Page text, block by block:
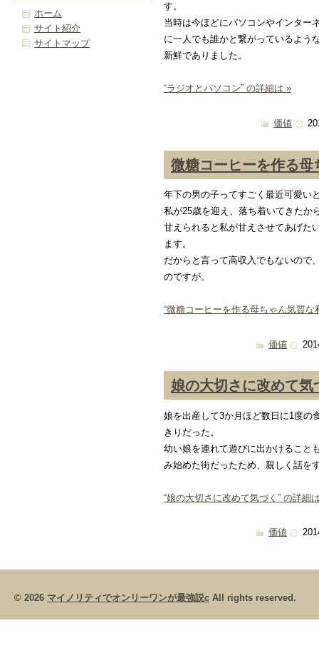
す。
当時は今ほどにパソコンやインター
に一人でも誰かと繋がっているよう
新鮮でありました。
“ラジオとパソコン” の詳細は »
価値
微糖コーヒーを作る母
年下の男の子ってすごく最近可愛い
私が25歳を迎え、落ち着いてきたか
甘えられると私が甘えさせてあげた
ます。
だからと言って高収入でもないので
のですが。
“微糖コーヒーを作る母ちゃん気質な
価値
娘の大切さに改めて気
娘を出産して3か月ほど数日に1度の
きりだった。
幼い娘を連れて遊びに出かけること
み始めた街だったため、親しく話を
“娘の大切さに改めて気づく” の詳細
価値
ホーム
サイト紹介
サイトマップ
© 2026 マイノリティでオンリーワンが最強説c All rights reserved.